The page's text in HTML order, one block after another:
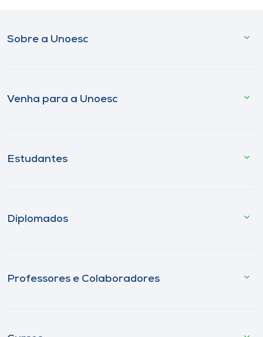
Sobre a Unoesc
Venha para a Unoesc
Estudantes
Diplomados
Professores e Colaboradores